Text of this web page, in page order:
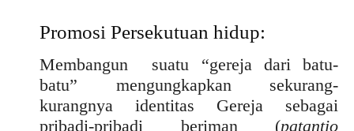
Promosi Persekutuan hidup:
Membangun suatu “gereja dari batu-
batu” mengungkapkan sekurang-
kurangnya identitas Gereja sebagai
pribadi-pribadi beriman (patantio